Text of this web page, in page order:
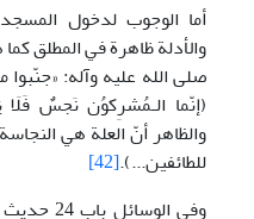
أما الوجوب لدخول
والأدلة ظاهرة في المطلق
صلى الله عليه وآله:
(إنّما الـمُشرِكوُن نَجسٌ فَلَا
والظاهر أنّ العلة هي
للطائفين...).[42]